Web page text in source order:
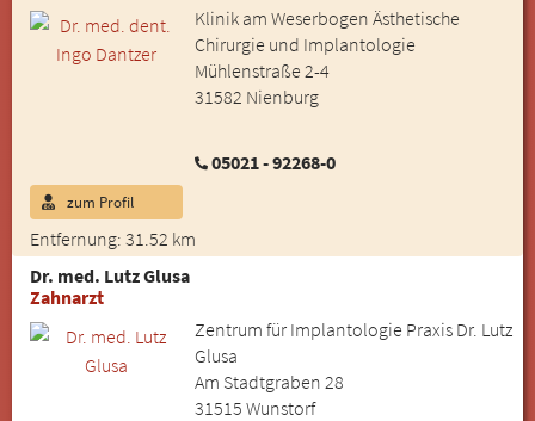
Klinik am Weserbogen Ästhetische
Chirurgie und Implantologie
Mühlenstraße 2-4
31582 Nienburg
05021 - 92268-0
Entfernung: 31.52 km
zum Profil
Dr. med. Lutz Glusa
Zahnarzt
Zentrum für Implantologie Praxis Dr. Lutz
Glusa
Am Stadtgraben 28
31515 Wunstorf